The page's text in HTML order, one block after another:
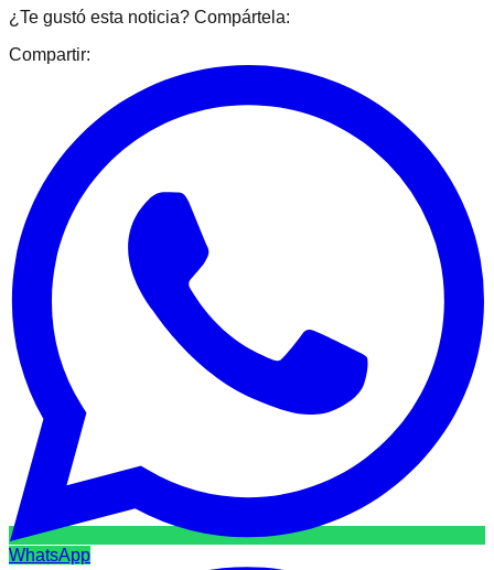
¿Te gustó esta noticia? Compártela:
Compartir:
WhatsApp